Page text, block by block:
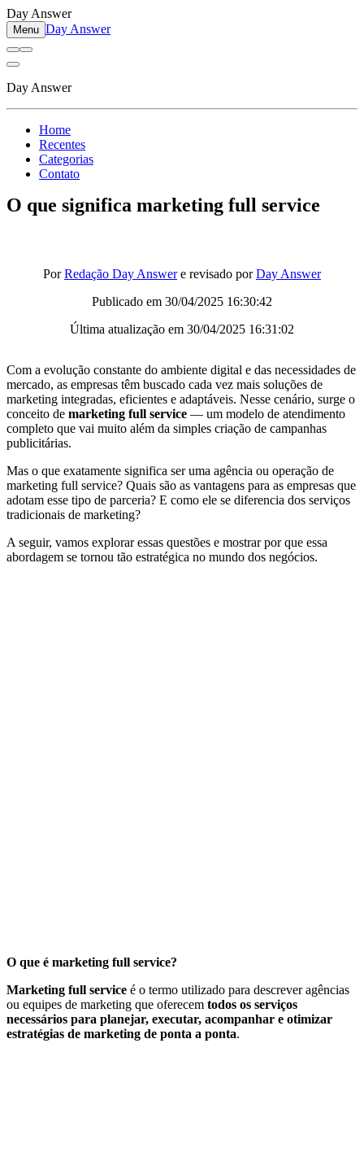
Day Answer
Menu Day Answer
Day Answer
Home
Recentes
Categorias
Contato
O que significa marketing full service
PorRedação Day Answere revisado porDay Answer
Publicado em 30/04/2025 16:30:42
Última atualização em 30/04/2025 16:31:02
Com a evolução constante do ambiente digital e das necessidades de
mercado, as empresas têm buscado cada vez mais soluções de
marketing integradas, eficientes e adaptáveis. Nesse cenário, surge o
conceito de marketing full service — um modelo de atendimento
completo que vai muito além da simples criação de campanhas
publicitárias.
Mas o que exatamente significa ser uma agência ou operação de
marketing full service? Quais são as vantagens para as empresas que
adotam esse tipo de parceria? E como ele se diferencia dos serviços
tradicionais de marketing?
A seguir, vamos explorar essas questões e mostrar por que essa
abordagem se tornou tão estratégica no mundo dos negócios.
O que é marketing full service?
Marketing full service é o termo utilizado para descrever agências
ou equipes de marketing que oferecem todos os serviços
necessários para planejar, executar, acompanhar e otimizar
estratégias de marketing de ponta a ponta.